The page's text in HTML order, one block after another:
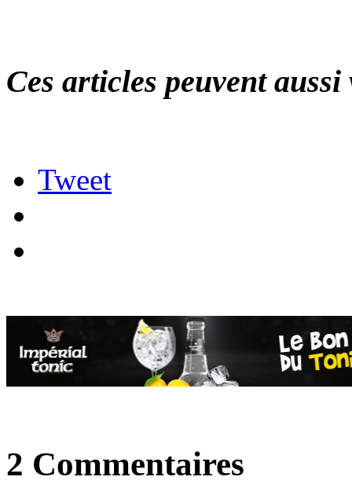
Ces articles peuvent
Tweet
2 Commentaires